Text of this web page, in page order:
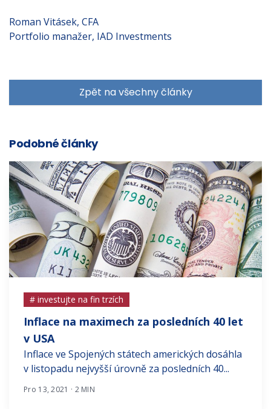
Roman Vitásek, CFA
Portfolio manažer, IAD Investments
Zpět na všechny články
Podobné články
# investujte na fin trzích
Inflace na maximech za posledních 40 let
v USA
Inflace ve Spojených státech amerických dosáhla
v listopadu nejvyšší úrovně za posledních 40...
Pro 13, 2021 · 2 MIN